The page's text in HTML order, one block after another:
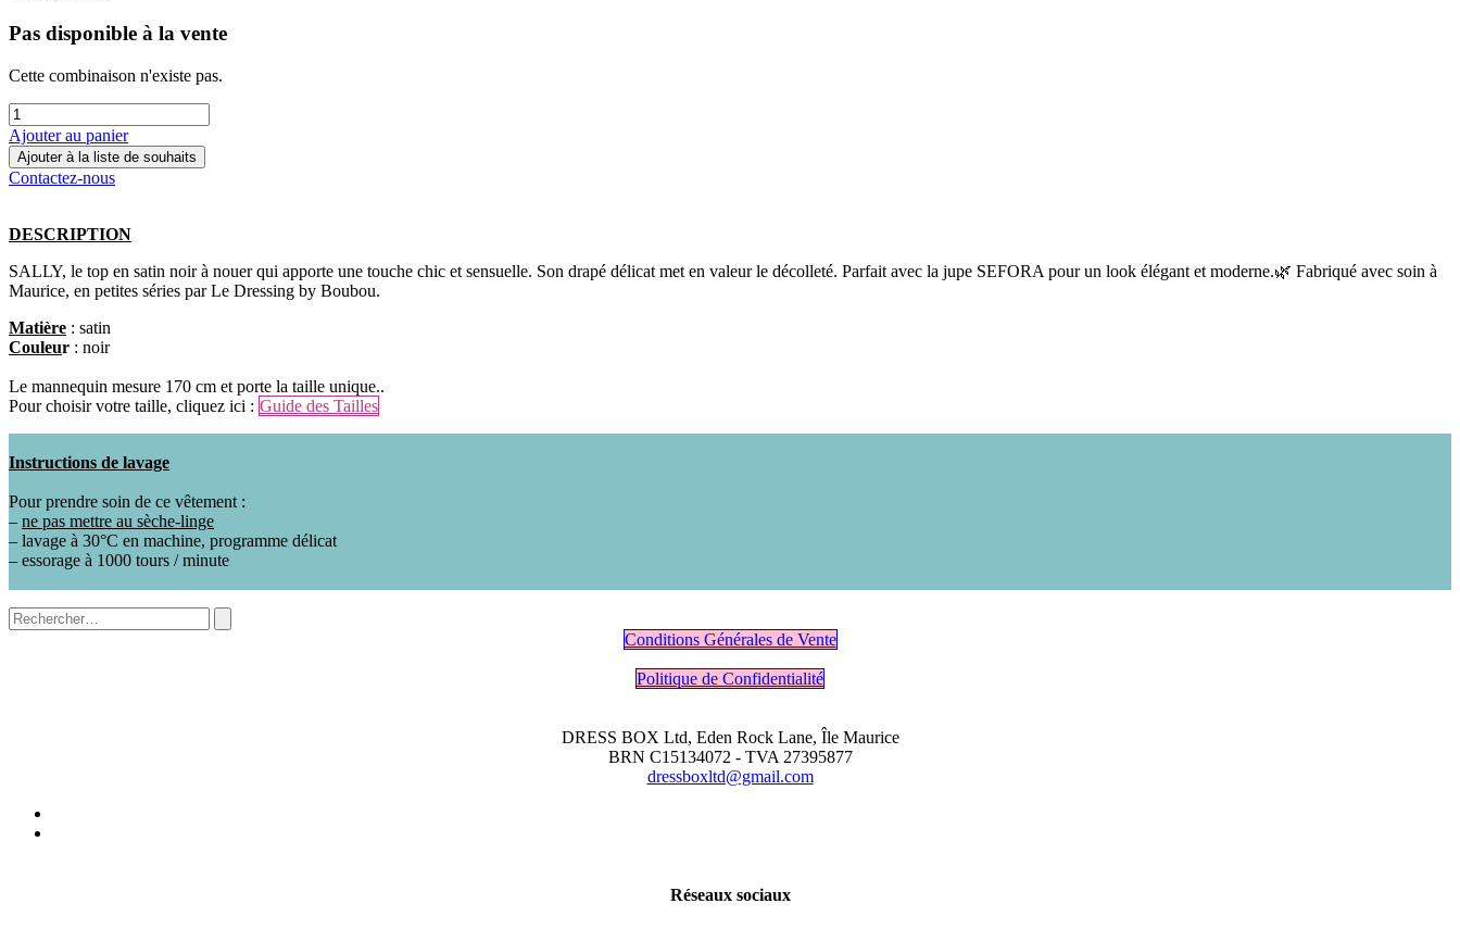
Pas disponible à la vente
Cette combinaison n'existe pas.
Ajouter au panier
Ajouter à la liste de souhaits
Contactez-nous
DESCRIPTION
SALLY, le top en satin noir à nouer qui apporte une touche chic et sensuelle. Son drapé délicat met en valeur le décolleté. Parfait avec la jupe SEFORA pour un look élégant et moderne.🌿 Fabriqué avec soin à
Maurice, en petites séries par Le Dressing by Boubou.
Matière : satin
Couleur : noir
Le mannequin mesure 170 cm et porte la taille unique..
Pour choisir votre taille, cliquez ici : Guide des Tailles
Instructions de lavage
Pour prendre soin de ce vêtement :
– ne pas mettre au sèche-linge
– lavage à 30°C en machine, programme délicat
– essorage à 1000 tours / minute
Conditions Générales de Vente
Politique de Confidentialité
DRESS BOX Ltd, Eden Rock Lane, Île Maurice
BRN C15134072 - TVA 27395877
dressboxltd@gmail.com
Réseaux sociaux